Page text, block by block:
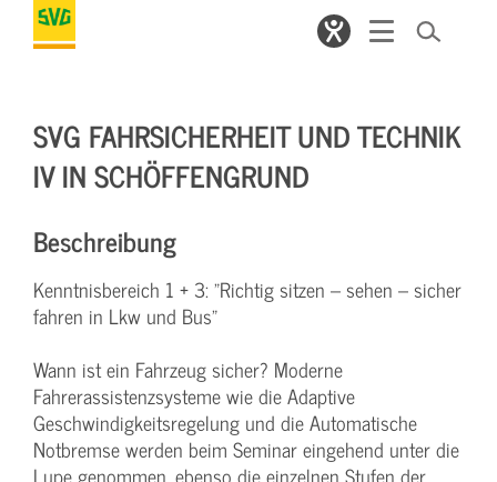
SVG FAHRSICHERHEIT UND TECHNIK
IV IN SCHÖFFENGRUND
Beschreibung
Kenntnisbereich 1 + 3: "Richtig sitzen – sehen – sicher
fahren in Lkw und Bus"
Wann ist ein Fahrzeug sicher? Moderne
Fahrerassistenzsysteme wie die Adaptive
Geschwindigkeitsregelung und die Automatische
Notbremse werden beim Seminar eingehend unter die